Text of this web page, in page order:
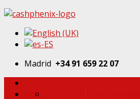
Madrid +34 91 659 22 07